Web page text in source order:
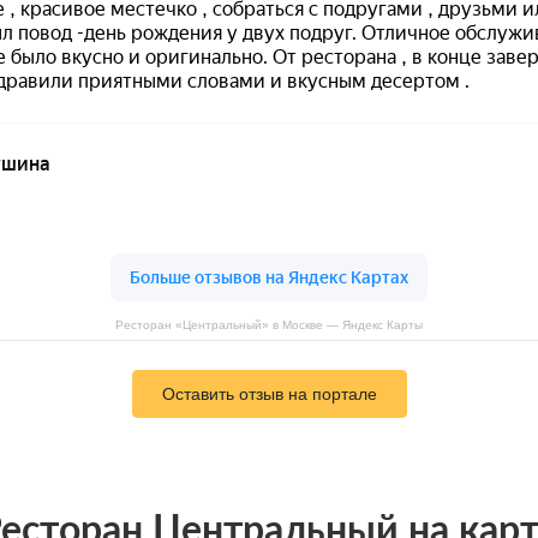
Ресторан «Центральный» в Москве — Яндекс Карты
Оставить отзыв на портале
Центральный на